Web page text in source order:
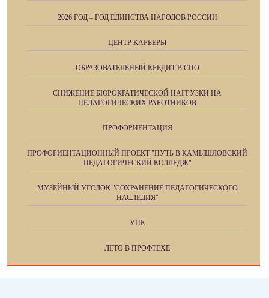
2026 ГОД – ГОД ЕДИНСТВА НАРОДОВ РОССИИ
ЦЕНТР КАРЬЕРЫ
ОБРАЗОВАТЕЛЬНЫЙ КРЕДИТ В СПО
СНИЖЕНИЕ БЮРОКРАТИЧЕСКОЙ НАГРУЗКИ НА
ПЕДАГОГИЧЕСКИХ РАБОТНИКОВ
ПРОФОРИЕНТАЦИЯ
ПРОФОРИЕНТАЦИОННЫЙ ПРОЕКТ "ПУТЬ В КАМЫШЛОВСКИЙ
ПЕДАГОГИЧЕСКИЙ КОЛЛЕДЖ"
МУЗЕЙНЫЙ УГОЛОК "СОХРАНЕНИЕ ПЕДАГОГИЧЕСКОГО
НАСЛЕДИЯ"
УПК
ЛЕТО В ПРОФТЕХЕ